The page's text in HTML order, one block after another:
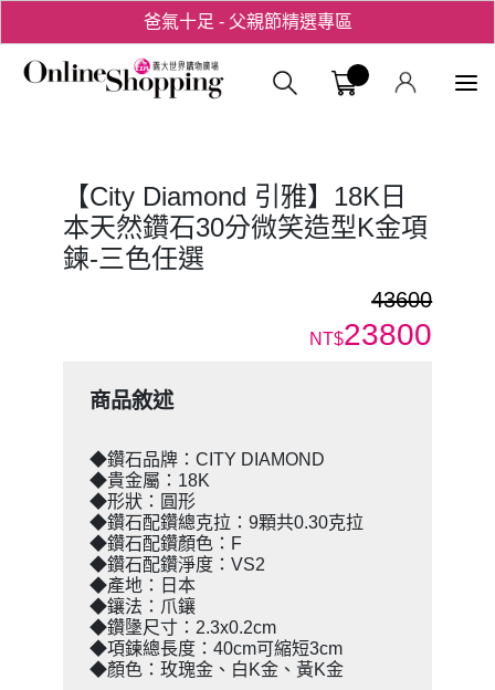
爸氣十足 - 父親節精選專區
用心愛你！七夕星選禮遇！義大購物
【City Diamond 引雅】18K日
本天然鑽石30分微笑造型K金項
鍊-三色任選
43600
NT$23800
商品敘述
◆鑽石品牌：CITY DIAMOND
◆貴金屬：18K
◆形狀：圓形
◆鑽石配鑽總克拉：9顆共0.30克拉
◆鑽石配鑽顏色：F
◆鑽石配鑽淨度：VS2
◆產地：日本
◆鑲法：爪鑲
◆鑽墬尺寸：2.3x0.2cm
◆項鍊總長度：40cm可縮短3cm
◆顏色：玫瑰金、白K金、黃K金